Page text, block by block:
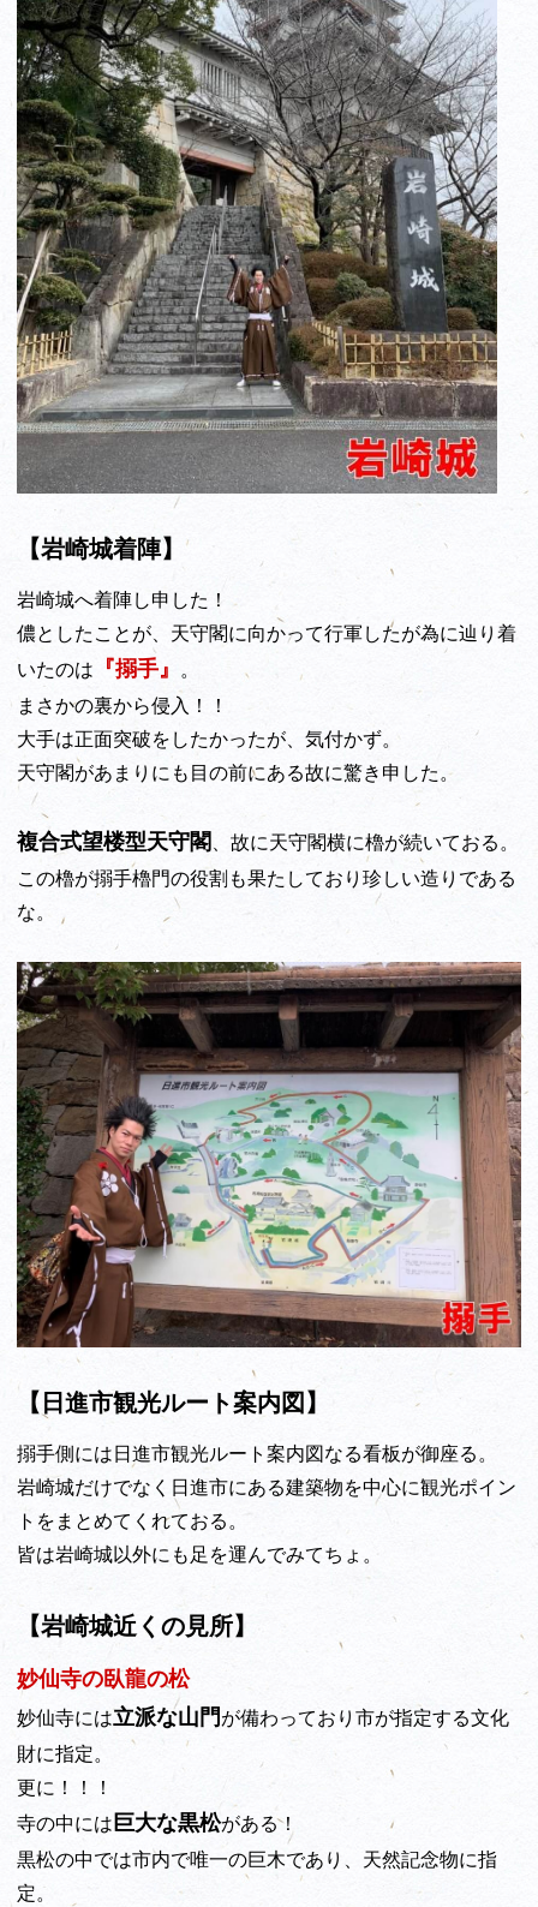
【岩崎城着陣】
岩崎城へ着陣し申した！
儂としたことが、天守閣に向かって行軍したが為に辿り着
いたのは 『搦手』 。
まさかの裏から侵入！！
大手は正面突破をしたかったが、気付かず。
天守閣があまりにも目の前にある故に驚き申した。
複合式望楼型天守閣 、故に天守閣横に櫓が続いておる。
この櫓が搦手櫓門の役割も果たしており珍しい造りである
な。
【日進市観光ルート案内図】
搦手側には日進市観光ルート案内図なる看板が御座る。
岩崎城だけでなく日進市にある建築物を中心に観光ポイン
トをまとめてくれておる。
皆は岩崎城以外にも足を運んでみてちょ。
【岩崎城近くの見所】
妙仙寺の臥龍の松
妙仙寺には立派な山門 が備わっており市が指定する文化
財に指定。
更に！！！
寺の中には 巨大な黒松がある！
黒松の中では市内で唯一の巨木であり、天然記念物に指
定。